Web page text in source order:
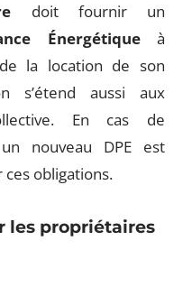
doit fournir un
Énergétiqueà
la location de son
s’étend aussi aux
En cas de
nouveau DPE est
obligations.
les propriétaires